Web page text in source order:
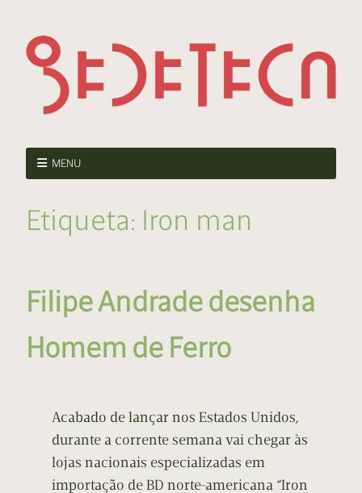
MENU
Etiqueta: Iron man
Filipe Andrade desenha
Homem de Ferro
Acabado de lançar nos Estados Unidos,
durante a corrente semana vai chegar às
lojas nacionais especializadas em
importação de BD norte-americana “Iron